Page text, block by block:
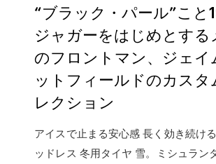
“ブラック・パール”こと
ジャガーをはじめとする
のフロントマン、ジェイ
ットフィールドのカスタ
レクション
アイスで止まる安心感 長く効き続け
ッドレス 冬用タイヤ 雪。ミシュラン